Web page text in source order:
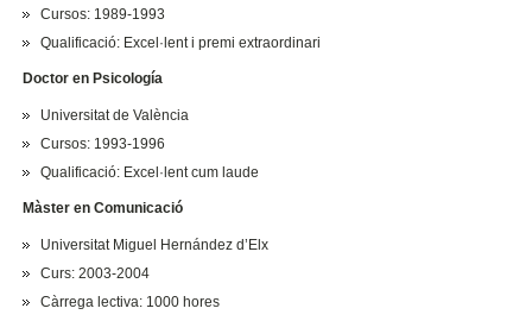
Cursos: 1989-1993
Qualificació: Excel·lent i premi extraordinari
Doctor en Psicología
Universitat de València
Cursos: 1993-1996
Qualificació: Excel·lent cum laude
Màster en Comunicació
Universitat Miguel Hernández d’Elx
Curs: 2003-2004
Càrrega lectiva: 1000 hores